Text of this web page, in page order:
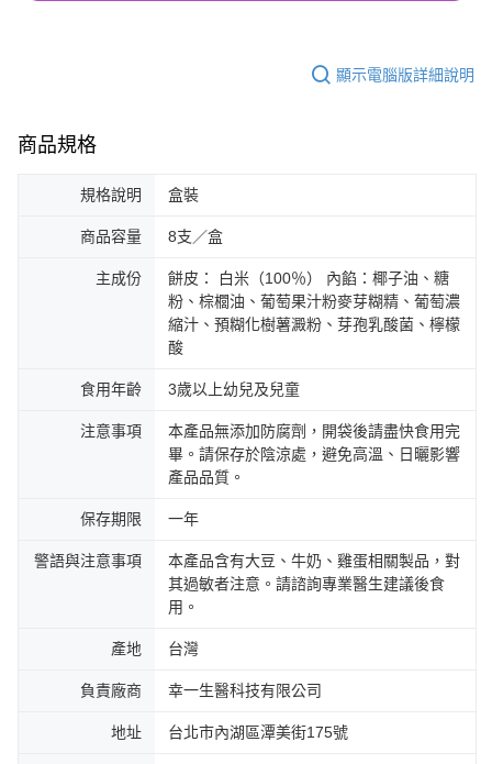
顯示電腦版詳細說明
商品規格
規格說明 盒裝
商品容量 8支／盒
主成份
餅皮： 白米（100％） 內餡：椰子油、糖
粉、棕櫚油、葡萄果汁粉麥芽糊精、葡萄濃
縮汁、預糊化樹薯澱粉、芽孢乳酸菌、檸檬
酸
食用年齡 3歲以上幼兒及兒童
注意事項
本產品無添加防腐劑，開袋後請盡快食用完
畢。請保存於陰涼處，避免高溫、日曬影響
產品品質。
保存期限 一年
警語與注意事項
本產品含有大豆、牛奶、雞蛋相關製品，對
其過敏者注意。請諮詢專業醫生建議後食
用。
產地 台灣
負責廠商 幸一生醫科技有限公司
地址 台北市內湖區潭美街175號